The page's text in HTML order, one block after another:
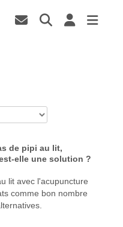
de pipi au lit,
elle une solution ?
lit avec l'acupuncture
comme bon nombre